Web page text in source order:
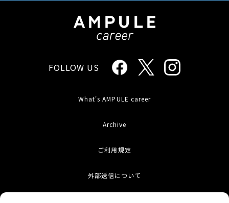
FOLLOW US
What's AMPULE career
Archive
ご利用規定
外部送信について